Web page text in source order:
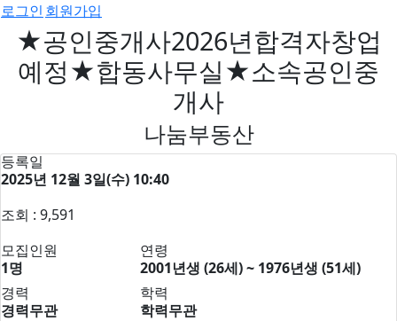
로그인 회원가입
★공인중개사2026년합격자창업
예정★합동사무실★소속공인중
개사
나눔부동산
등록일
2025년 12월 3일(수) 10:40
조회 : 9,591
모집인원
1명
연령
2001년생 (26세) ~ 1976년생 (51세)
경력
경력무관
학력
학력무관